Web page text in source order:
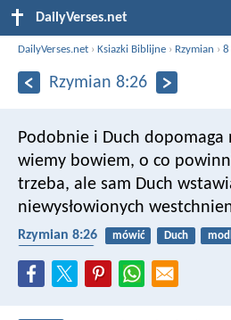
DailyVerses.net
DailyVerses.net ›Ksiazki Biblijne › Rzymian ›8
Rzymian 8:26
Podobnie i Duch dopomaga
wiemy bowiem, o co
trzeba, ale sam Duch
niewysłowionych
Rzymian 8:26 mówić Duch